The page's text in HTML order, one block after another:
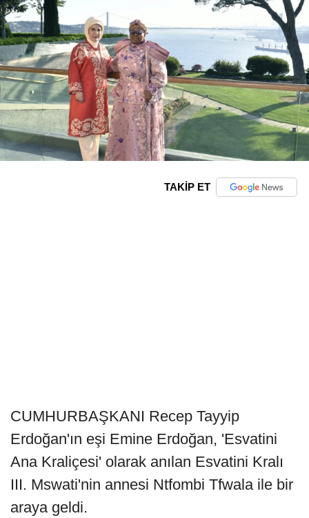
TAKİP ET
CUMHURBAŞKANI Recep Tayyip
Erdoğan'ın eşi Emine Erdoğan, 'Esvatini
Ana Kraliçesi' olarak anılan Esvatini Kralı
III. Mswati'nin annesi Ntfombi Tfwala ile bir
araya geldi.